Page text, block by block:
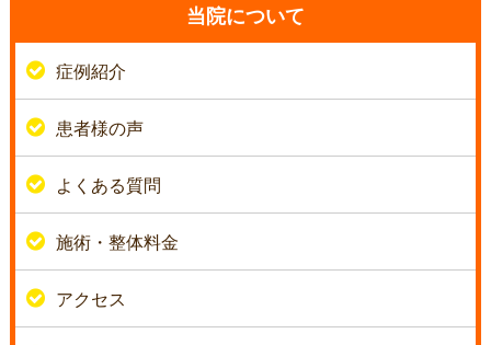
当院について
症例紹介
患者様の声
よくある質問
施術・整体料金
アクセス